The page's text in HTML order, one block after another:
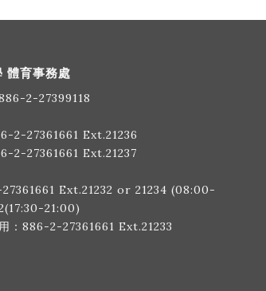
體育事務處
2-27399118
2-27361661 Ext.21236
2-27361661 Ext.21237
Ext.21232 or 21234 (08:00-
21:00)
： 886-2-27361661 Ext.21233